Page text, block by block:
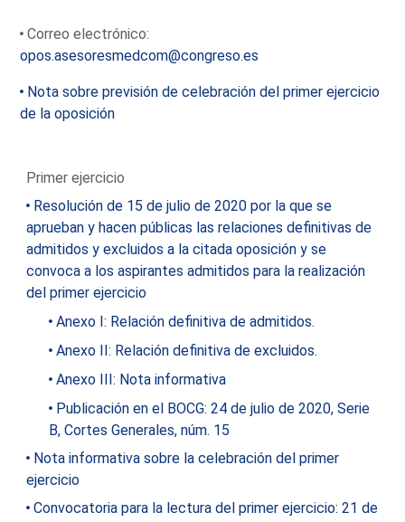
Correo electrónico:
opos.asesoresmedcom@congreso.es
Nota sobre previsión de celebración del primer ejercicio
de la oposición
Primer ejercicio
Resolución de 15 de julio de 2020 por la que se
aprueban y hacen públicas las relaciones definitivas de
admitidos y excluidos a la citada oposición y se
convoca a los aspirantes admitidos para la realización
del primer ejercicio
Anexo I: Relación definitiva de admitidos.
Anexo II: Relación definitiva de excluidos.
Anexo III: Nota informativa
Publicación en el BOCG: 24 de julio de 2020, Serie
B, Cortes Generales, núm. 15
Nota informativa sobre la celebración del primer
ejercicio
Convocatoria para la lectura del primer ejercicio: 21 de